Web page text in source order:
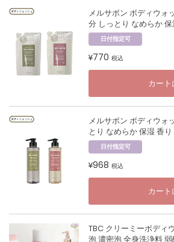
メルサボン ボディウォ
分 しっとり なめらか
日付指定可
¥770 税込
カート
メルサボン ボディウォ
とり なめらか 保湿 香
日付指定可
¥968 税込
カート
TBC クリーミーボディ
泡 濃密泡 全身洗浄料